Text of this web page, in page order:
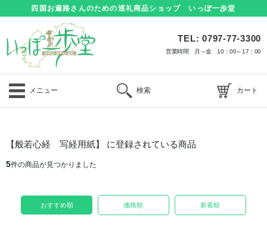
四国お遍路さんのための巡礼商品ショップ いっぽ一歩堂
TEL: 0797-77-3300
営業時間 月～金 10：00～17：00
メニュー 検索 カート
【般若心経 写経用紙】 に登録されている商品
5件の商品が見つかりました
おすすめ順 価格順 新着順